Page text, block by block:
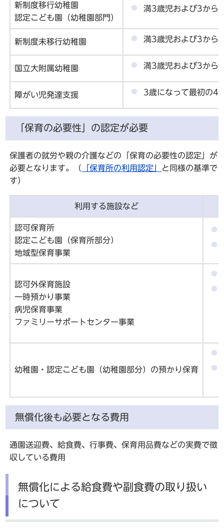
新制度移行幼稚園
認定こども園（幼稚園部門）
満3歳児および3から
新制度未移行幼稚園 満3歳児および3から
国立大附属幼稚園 満3歳児および3から
障がい児発達支援 3歳になって最初の4
「保育の必要性」の認定が必要
保護者の就労や親の介護などの「保育の必要性の認定」が
必要となります。（
「保育所の利用認定」
と同様の基準で
す）
利用する施設など
認可保育所
認定こども園（保育所部分）
地域型保育事業
認可外保育施設
一時預かり事業
病児保育事業
ファミリーサポートセンター事業
幼稚園・認定こども園（幼稚園部分）の預かり保育
無償化後も必要となる費用
通園送迎費、給食費、行事費、保育用品費などの実費で徴
収している費用
無償化による給食費や副食費の取り扱い
について